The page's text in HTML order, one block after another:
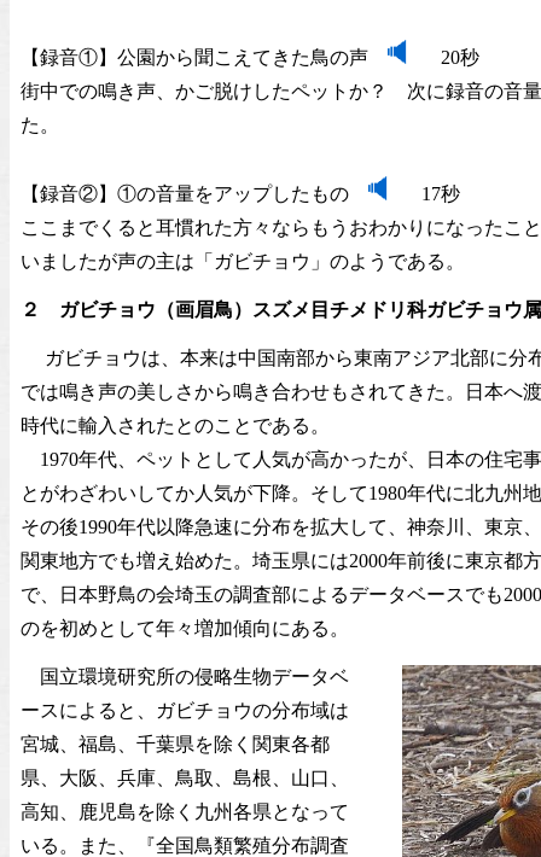
【録音①】公園から聞こえてきた鳥の声
20秒
街中での鳴き声、かご脱けしたペットか？ 次に録音の音
た。
【録音②】①の音量をアップしたもの
17秒
ここまでくると耳慣れた方々ならもうおわかりになったこ
いましたが声の主は「ガビチョウ」のようである。
２ ガビチョウ（画眉鳥）スズメ目チメドリ科ガビチョウ
ガビチョウは、本来は中国南部から東南アジア北部に分
では鳴き声の美しさから鳴き合わせもされてきた。日本へ
時代に輸入されたとのことである。
1970年代、ペットとして人気が高かったが、日本の住宅
とがわざわいしてか人気が下降。そして1980年代に北九州
その後1990年代以降急速に分布を拡大して、神奈川、東京
関東地方でも増え始めた。埼玉県には2000年前後に東京都
で、日本野鳥の会埼玉の調査部によるデータベースでも
のを初めとして年々増加傾向にある。
国立環境研究所の侵略生物データベ
ースによると、ガビチョウの分布域は
宮城、福島、千葉県を除く関東各都
県、大阪、兵庫、鳥取、島根、山口、
高知、鹿児島を除く九州各県となって
いる。また、『全国鳥類繁殖分布調査